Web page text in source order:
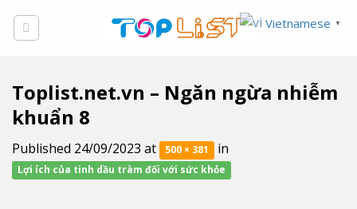
Toplist.net.vn – Ngăn ngừa nhiễm
khuẩn 8
Published 24/09/2023 at 500 × 381 in
Lợi ích của tinh dầu tràm đối với sức khỏe
Vietnamese ▼